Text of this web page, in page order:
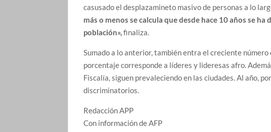
casusado el desplazamineto masivo de personas a lo
más o menos se calcula que desde hace 10 años se
población»,finaliza.
Sumado a lo anterior, también entra el creciente
porcentaje corresponde a líderes y lideresas afro.
Fiscalía, siguen prevaleciendo en las ciudades. Al año,
discriminatorios.
Redacción APP
Con información de AFP